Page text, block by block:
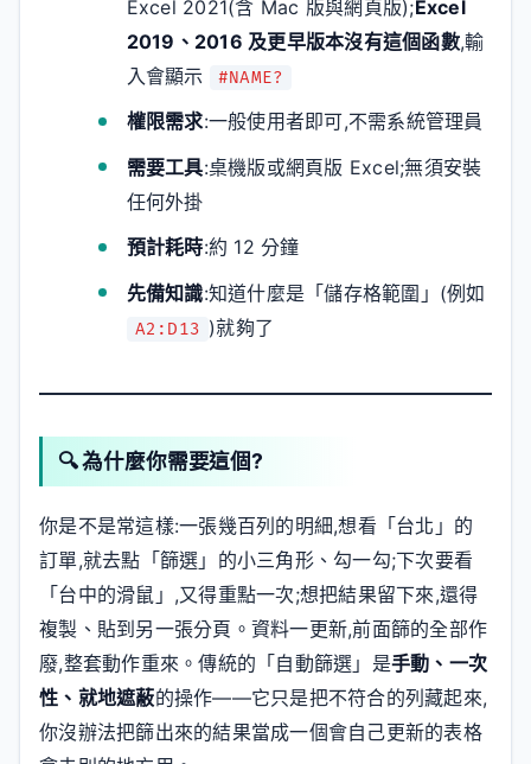
Excel 2021(含 Mac 版與網頁版);Excel
2019、2016 及更早版本沒有這個函數,輸
入會顯示
#NAME?
權限需求:一般使用者即可,不需系統管理員
需要工具:桌機版或網頁版 Excel;無須安裝
任何外掛
預計耗時:約 12 分鐘
先備知識:知道什麼是「儲存格範圍」(例如
A2:D13 )就夠了
🔍 為什麼你需要這個?
你是不是常這樣:一張幾百列的明細,想看「台北」的
訂單,就去點「篩選」的小三角形、勾一勾;下次要看
「台中的滑鼠」,又得重點一次;想把結果留下來,還得
複製、貼到另一張分頁。資料一更新,前面篩的全部作
廢,整套動作重來。傳統的「自動篩選」是手動、一次
性、就地遮蔽的操作——它只是把不符合的列藏起來,
你沒辦法把篩出來的結果當成一個會自己更新的表格